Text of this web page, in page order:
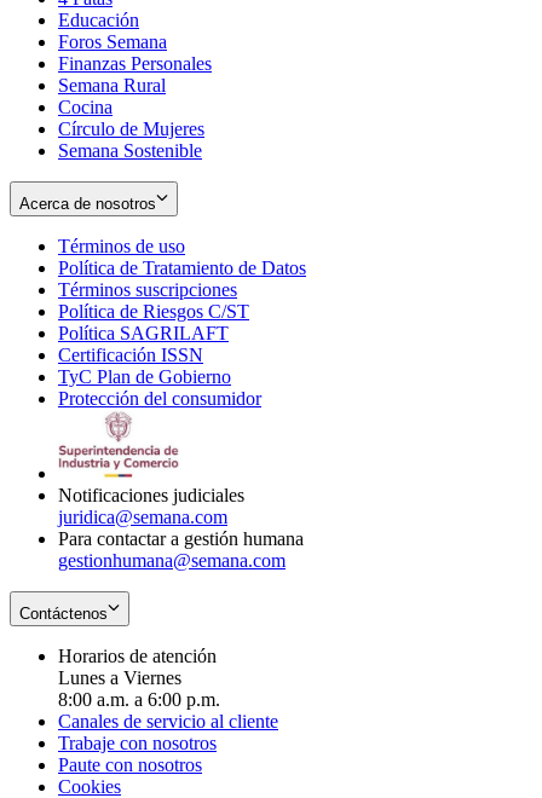
window
new
window
Educación
Foros Semana
Finanzas Personales
Semana Rural
Cocina
Círculo de Mujeres
Semana Sostenible
Acerca de nosotros
Términos de uso
in
new
window
Política de Tratamiento de Datos
Términos suscripciones
in
Política de Riesgos C/ST
Política SAGRILAFT
new
window
Certificación ISSN
in
new
TyC Plan de Gobierno
in
Protección del consumidorOpens
Notificaciones judiciales
juridica@semana.com
Para contactar a gestión humana
gestionhumana@semana.com
Contáctenos
Horarios de atención
Lunes a Viernes
8:00 a.m. a 6:00 p.m.
Canales de servicio al cliente
Trabaje con nosotros
Paute con nosotros
Cookies